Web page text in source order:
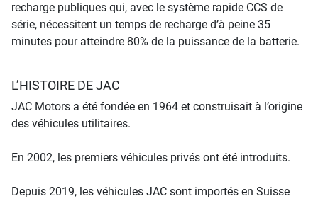
recharge publiques qui, avec le système rapide CCS de
série, nécessitent un temps de recharge d’à peine 35
minutes pour atteindre 80% de la puissance de la batterie.
L’HISTOIRE DE JAC
JAC Motors a été fondée en 1964 et construisait à l’origine
des véhicules utilitaires.
En 2002, les premiers véhicules privés ont été introduits.
Depuis 2019, les véhicules JAC sont importés en Suisse